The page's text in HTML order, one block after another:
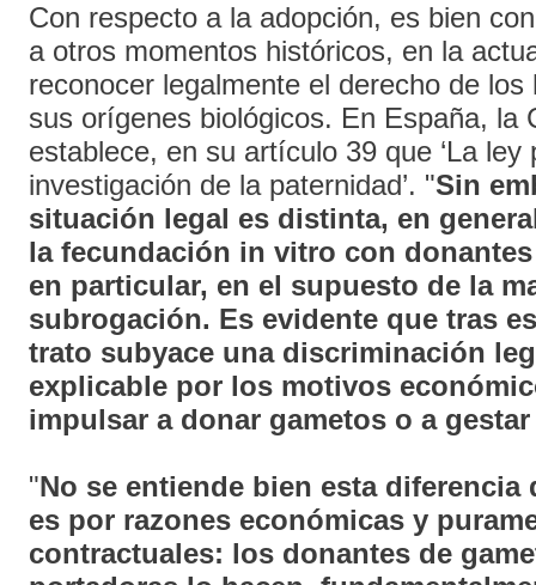
Con respecto a la adopción, es bien
a otros momentos históricos, en la
reconocer legalmente el derecho de los
sus orígenes biológicos. En España, la
establece, en su artículo 39 que ‘La ley
investigación de la paternidad’. "Sin
situación legal es distinta, en
la fecundación in vitro con
en particular, en el supuesto de la
subrogación. Es evidente que tras
trato subyace una discriminación
explicable por los motivos
impulsar a donar gametos o a
"No se entiende bien esta
es por razones económicas y
contractuales: los donantes de